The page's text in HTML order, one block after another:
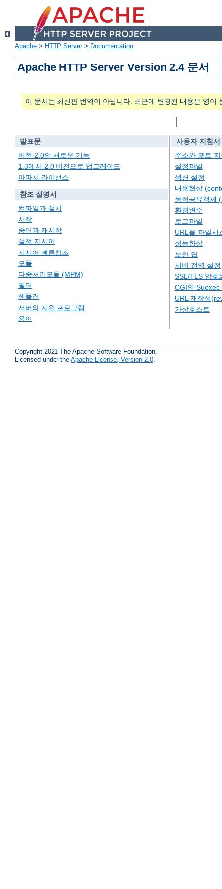
Apache > HTTP Server> Documentation
Apache HTTP Server Version 2.4 문서
이 문서는 최신판 번역이 아닙니다. 최근에 변경된 내용은 영어
발표문
버전 2.0의 새로운 기능
1.3에서 2.0 버전으로 업그레이드
아파치 라이선스
참조 설명서
컴파일과 설치
시작
중단과 재시작
설정 지시어
지시어 빠른참조
모듈
다중처리모듈 (MPM)
필터
핸들러
서버와 지원 프로그램
용어
사용자 지침서
주소와 포트 지
설정파일
섹션 설정
내용협상
동적공유객체
환경변수
로그파일
URL을 파일시
성능향상
보안 팁
서버 전역 설정
SSL/TLS 암호
CGI의 Suexec
URL 재작성
가상호스트
Copyright 2021 The Apache Software Foundation.
Licensed under the Apache License, Version 2.0